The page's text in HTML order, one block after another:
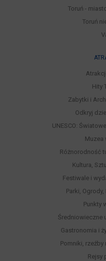
Toruń -
Toruń
Hity
Zabytki i
Odkryj
UNESCO:
Muzea
Różnorodność
Kultura,
Festiwale i
Parki,
Punkty
Średniowieczne
Gastronomia i
Pomniki, rzeźby
Rejsy